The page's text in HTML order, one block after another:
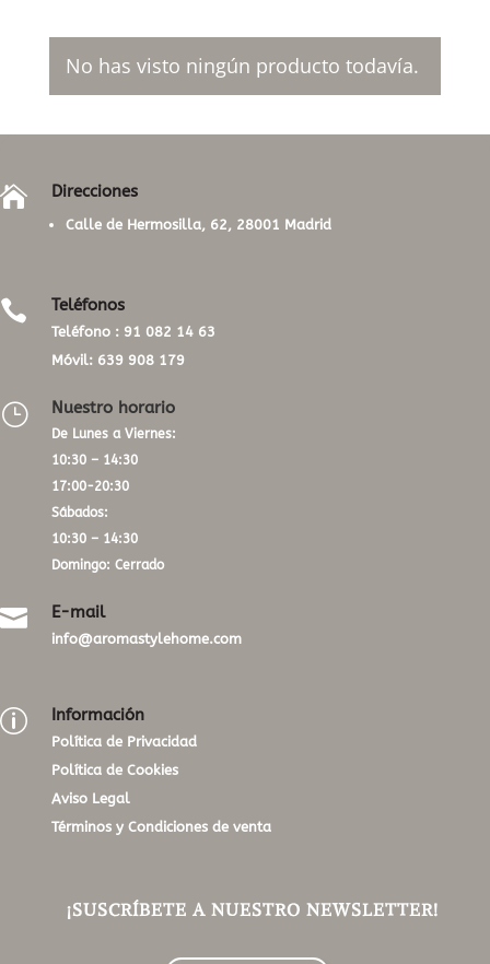
No has visto ningún producto todavía.
 Direcciones
Calle de Hermosilla, 62, 28001 Madrid
 Teléfonos
Teléfono : 91 082 14 63
Móvil: 639 908 179
} Nuestro horario
De Lunes a Viernes:
10:30 – 14:30
17:00-20:30
Sábados:
10:30 – 14:30
Domingo: Cerrado
 E-mail
info@aromastylehome.com
p Información
Política de Privacidad
Política de Cookies
Aviso Legal
Términos y Condiciones de venta
¡SUSCRÍBETE A NUESTRO NEWSLETTER!